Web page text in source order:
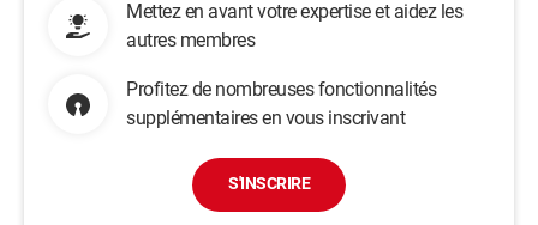
Mettez en avant votre expertise et aidez les
autres membres
Profitez de nombreuses fonctionnalités
supplémentaires en vous inscrivant
S'INSCRIRE